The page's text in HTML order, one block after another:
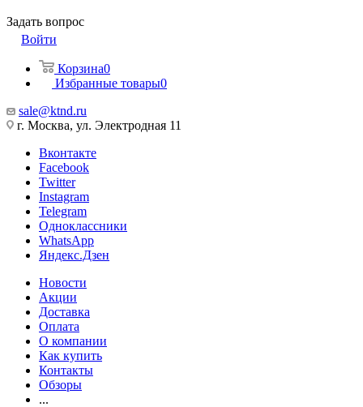
Задать вопрос
Войти
Корзина0
Избранные товары0
sale@ktnd.ru
г. Москва, ул. Электродная 11
Вконтакте
Facebook
Twitter
Instagram
Telegram
Одноклассники
WhatsApp
Яндекс.Дзен
Новости
Акции
Доставка
Оплата
О компании
Как купить
Контакты
Обзоры
...